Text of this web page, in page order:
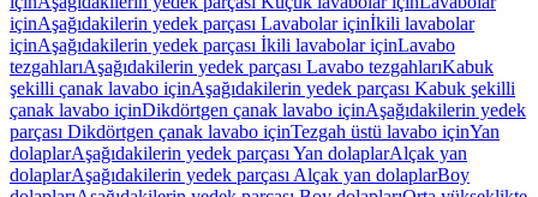
içinAşağıdakilerin yedek parçası Lavabolar içinİkili lavabolar
içinAşağıdakilerin yedek parçası İkili lavabolar içinLavabo
tezgahlarıAşağıdakilerin yedek parçası Lavabo tezgahlarıKabuk
şekilli çanak lavabo içinAşağıdakilerin yedek parçası Kabuk şekilli
çanak lavabo içinDikdörtgen çanak lavabo içinAşağıdakilerin yedek
parçası Dikdörtgen çanak lavabo içinTezgah üstü lavabo içinYan
dolaplarAşağıdakilerin yedek parçası Yan dolaplarAlçak yan
dolaplarAşağıdakilerin yedek parçası Alçak yan dolaplarBoy